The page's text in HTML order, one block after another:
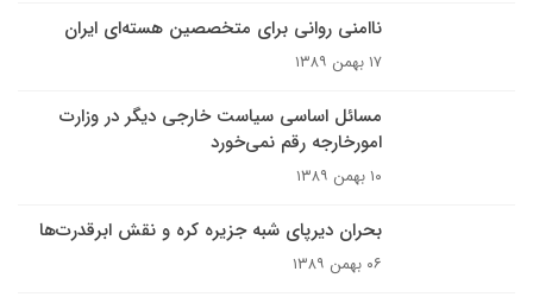
ناامنی روانی برای متخصصین هسته‌ای ایران
۱۷ بهمن ۱۳۸۹
مسائل اساسی سیاست خارجی دیگر در وزارت
امورخارجه رقم نمی‌خورد
۱۰ بهمن ۱۳۸۹
بحران ديرپاى شبه جزيره کره و نقش ابرقدرت‌ها
۰۶ بهمن ۱۳۸۹